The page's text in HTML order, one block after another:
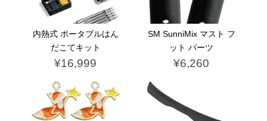
内熱式 ポータブルはん
だこてキット
¥16,999
SM SunniMix マスト フ
ット パーツ
¥6,260